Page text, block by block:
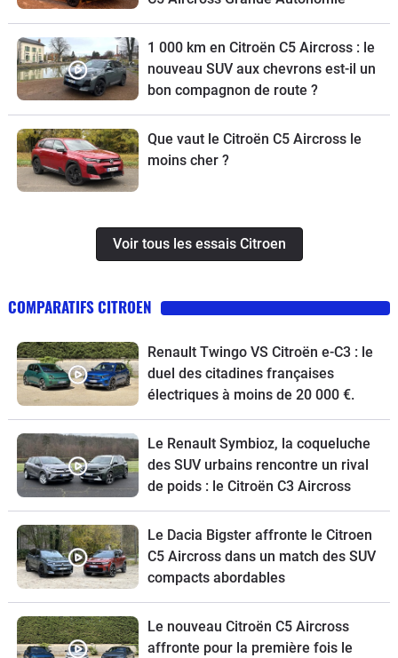
1 000 km en Citroën C5 Aircross : le
nouveau SUV aux chevrons est-il un
bon compagnon de route ?
Que vaut le Citroën C5 Aircross le
moins cher ?
Voir tous les essais Citroen
COMPARATIFS CITROEN
Renault Twingo VS Citroën e-C3 : le
duel des citadines françaises
électriques à moins de 20 000 €.
Le Renault Symbioz, la coqueluche
des SUV urbains rencontre un rival
de poids : le Citroën C3 Aircross
Le Dacia Bigster affronte le Citroen
C5 Aircross dans un match des SUV
compacts abordables
Le nouveau Citroën C5 Aircross
affronte pour la première fois le